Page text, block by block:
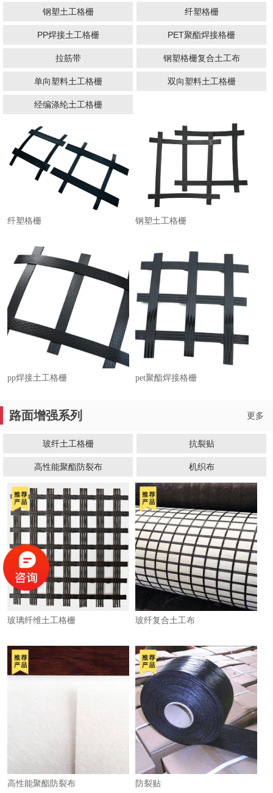
钢塑土工格栅 纤塑格栅
PP焊接土工格栅 PET聚酯焊接格栅
拉筋带 钢塑格栅复合土工布
单向塑料土工格栅 双向塑料土工格栅
经编涤纶土工格栅
纤塑格栅 钢塑土工格栅
pp焊接土工格栅 pet聚酯焊接格栅
路面增强系列 更多
玻纤土工格栅 抗裂贴
高性能聚酯防裂布 机织布
玻璃纤维土工格栅 玻纤复合土工布
高性能聚酯防裂布 防裂贴